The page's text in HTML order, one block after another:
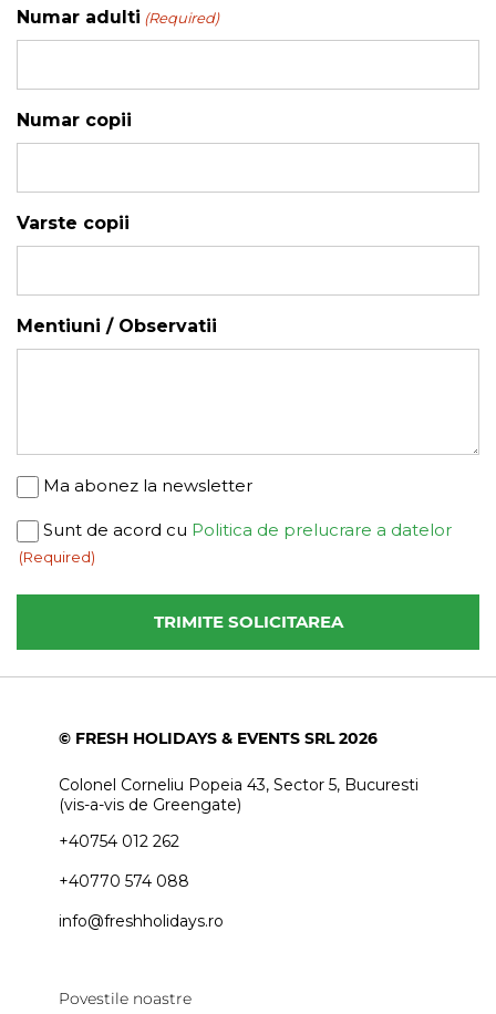
slash
Numar adulti (Required)
Numar copii
Varste copii
Mentiuni / Observatii
Newsletter
Ma abonez la newsletter
Consent
(Required)
Sunt de acord cu Politica de prelucrare a datelor
(Required)
© FRESH HOLIDAYS & EVENTS SRL 2026
Colonel Corneliu Popeia 43, Sector 5, Bucuresti
(vis-a-vis de Greengate)
+40754 012 262
+40770 574 088
info@freshholidays.ro
Povestile noastre